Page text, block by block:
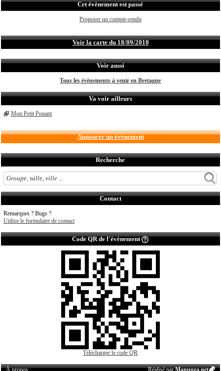
Cet évènement est passé
Proposer un compte-rendu
Voir la carte du 18/09/2010
Voir aussi
Tous les évènements à venir en Bretagne
Va voir ailleurs
Mon Petit Ponant
Annoncer un évènement
Recherche
Contact
Remarques ? Bugs ?
Utilise le formulaire de contact
Code QR de l'évènement
Télécharger le code QR
À propos Réalisé parManuura.net